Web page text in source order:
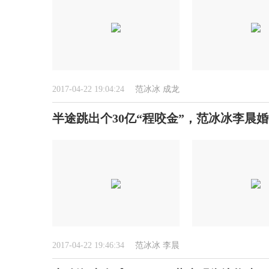
2017-04-22 19:04:24 范冰冰 成龙
半途跳出个30亿“程咬金”，范冰冰李晨
2017-04-22 19:46:34 范冰冰 李晨